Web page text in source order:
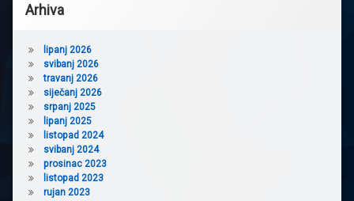
Arhiva
lipanj 2026
svibanj 2026
travanj 2026
siječanj 2026
srpanj 2025
lipanj 2025
listopad 2024
svibanj 2024
prosinac 2023
listopad 2023
rujan 2023